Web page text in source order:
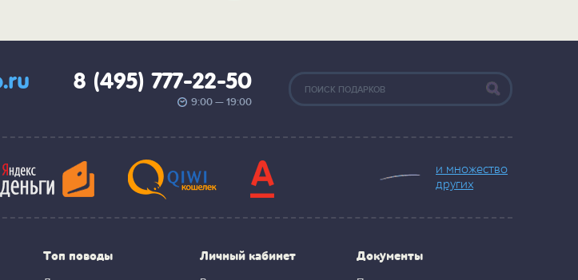
8 (495) 777-22-50
9:00 — 19:00
и множество
других
Топ поводы Личный кабинет Документы